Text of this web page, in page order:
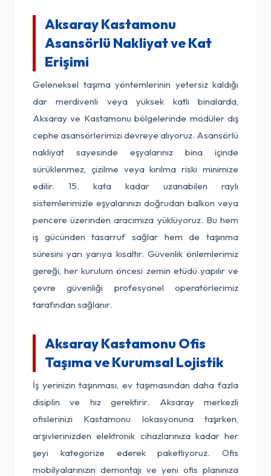
Aksaray Kastamonu
Asansörlü Nakliyat ve Kat
Erişimi
Geleneksel taşıma yöntemlerinin yetersiz kaldığı
dar merdivenli veya yüksek katlı binalarda,
Aksaray ve Kastamonu bölgelerinde modüler dış
cephe asansörlerimizi devreye alıyoruz. Asansörlü
nakliyat sayesinde eşyalarınız bina içinde
sürüklenmez, çizilme veya kırılma riski minimize
edilir. 15. kata kadar uzanabilen raylı
sistemlerimizle eşyalarınızı doğrudan balkon veya
pencere üzerinden aracımıza yüklüyoruz. Bu hem
iş gücünden tasarruf sağlar hem de taşınma
süresini yarı yarıya kısaltır. Güvenlik önlemlerimiz
gereği, her kurulum öncesi zemin etüdü yapılır ve
çevre güvenliği profesyonel operatörlerimiz
tarafından sağlanır.
Aksaray Kastamonu Ofis
Taşıma ve Kurumsal Lojistik
İş yerinizin taşınması, ev taşımasından daha fazla
disiplin ve hız gerektirir. Aksaray merkezli
ofislerinizi Kastamonu lokasyonuna taşırken,
arşivlerinizden elektronik cihazlarınıza kadar her
şeyi kategorize ederek paketliyoruz. Ofis
mobilyalarınızın demontajı ve yeni ofis planınıza